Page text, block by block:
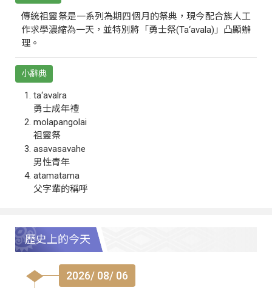
傳統祖靈祭是一系列為期四個月的祭典，現今配合族人工
作求學濃縮為一天，並特別將「勇士祭(Ta‘avala)」凸顯辦
理。
小辭典
ta‘avalra
勇士成年禮
molapangolai
祖靈祭
asavasavahe
男性青年
atamatama
父字輩的稱呼
歷史上的今天
2026/ 08/ 06